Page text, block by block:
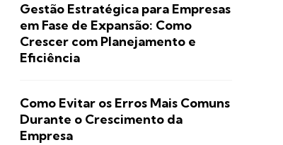
Gestão Estratégica para Empresas
em Fase de Expansão: Como
Crescer com Planejamento e
Eficiência
Como Evitar os Erros Mais Comuns
Durante o Crescimento da
Empresa